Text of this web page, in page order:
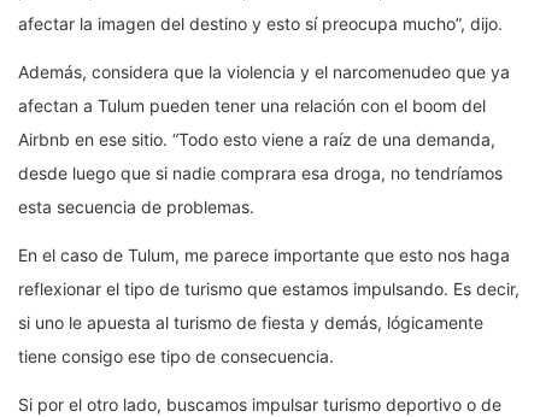
afectar la imagen del destino y esto sí preocupa mucho”, dijo.
Además, considera que la violencia y el narcomenudeo que ya
afectan a Tulum pueden tener una relación con el boom del
Airbnb en ese sitio. “Todo esto viene a raíz de una demanda,
desde luego que si nadie comprara esa droga, no tendríamos
esta secuencia de problemas.
En el caso de Tulum, me parece importante que esto nos haga
reflexionar el tipo de turismo que estamos impulsando. Es decir,
si uno le apuesta al turismo de fiesta y demás, lógicamente
tiene consigo ese tipo de consecuencia.
Si por el otro lado, buscamos impulsar turismo deportivo o de